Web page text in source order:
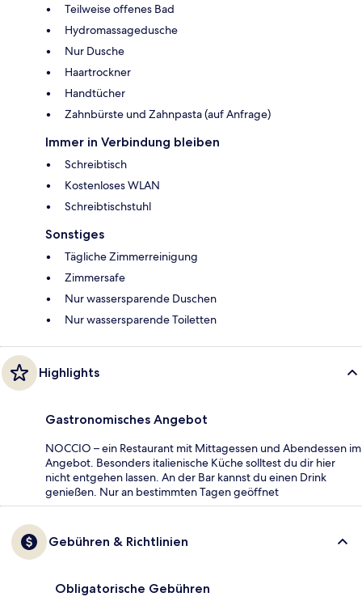
Teilweise offenes Bad
Hydromassagedusche
Nur Dusche
Haartrockner
Handtücher
Zahnbürste und Zahnpasta (auf Anfrage)
Immer in Verbindung bleiben
Schreibtisch
Kostenloses WLAN
Schreibtischstuhl
Sonstiges
Tägliche Zimmerreinigung
Zimmersafe
Nur wassersparende Duschen
Nur wassersparende Toiletten
Highlights
Gastronomisches Angebot
NOCCIO – ein Restaurant mit Mittagessen und Abendessen im
Angebot. Besonders italienische Küche solltest du dir hier
nicht entgehen lassen. An der Bar kannst du einen Drink
genießen. Nur an bestimmten Tagen geöffnet
Gebühren & Richtlinien
Obligatorische Gebühren